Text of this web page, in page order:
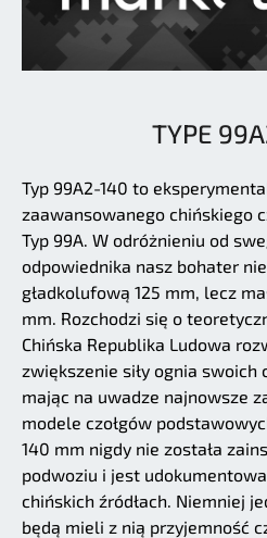
TYPE
Typ 99A2-140 to
zaawansowanego chińskiego
Typ 99A. W odróżnieniu od
odpowiednika nasz bohater
gładkolufową 125 mm, lecz
mm. Rozchodzi się o
Chińska Republika Ludowa
zwiększenie siły ognia swoich
mając na uwadze najnowsze
modele czołgów
140 mm nigdy nie została
podwoziu i jest
chińskich źródłach. Niemniej
będą mieli z nią przyjemność